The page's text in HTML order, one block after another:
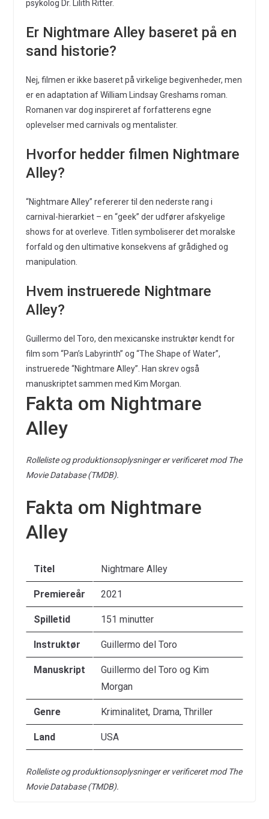
psykolog Dr. Lilith Ritter.
Er Nightmare Alley baseret på en
sand historie?
Nej, filmen er ikke baseret på virkelige begivenheder, men
er en adaptation af William Lindsay Greshams roman.
Romanen var dog inspireret af forfatterens egne
oplevelser med carnivals og mentalister.
Hvorfor hedder filmen Nightmare
Alley?
“Nightmare Alley” refererer til den nederste rang i
carnival-hierarkiet – en “geek” der udfører afskyelige
shows for at overleve. Titlen symboliserer det moralske
forfald og den ultimative konsekvens af grådighed og
manipulation.
Hvem instruerede Nightmare
Alley?
Guillermo del Toro, den mexicanske instruktør kendt for
film som “Pan’s Labyrinth” og “The Shape of Water”,
instruerede “Nightmare Alley”. Han skrev også
manuskriptet sammen med Kim Morgan.
Fakta om Nightmare
Alley
Rolleliste og produktionsoplysninger er verificeret mod The
Movie Database (TMDB).
Fakta om Nightmare
Alley
Titel Nightmare Alley
Premiereår 2021
Spilletid 151 minutter
Instruktør Guillermo del Toro
Manuskript
Guillermo del Toro og Kim
Morgan
Genre Kriminalitet, Drama, Thriller
Land USA
Rolleliste og produktionsoplysninger er verificeret mod The
Movie Database (TMDB).